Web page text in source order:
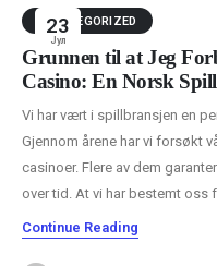
23
Јул
UNCATEGORIZED
Grunnen til at Jeg
Casino: En Norsk
Vi har vært i spillbransjen en
Gjennom årene har vi forsøkt
casinoer. Flere av dem
over tid. At vi har bestemt oss
Continue Reading